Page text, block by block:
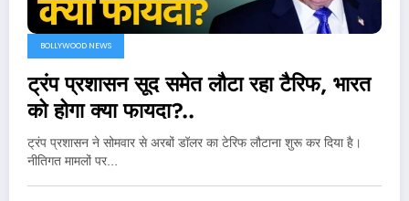
BOLLYWOOD NEWS
ट्रंप प्रशासन सूद समेत लौटा रहा टैरिफ, भारत
को होगा क्या फायदा?..
ट्रंप प्रशासन ने सोमवार से अरबों डॉलर का टेरिफ लौटाना शुरू कर दिया है।
नीतिगत मामलों पर…